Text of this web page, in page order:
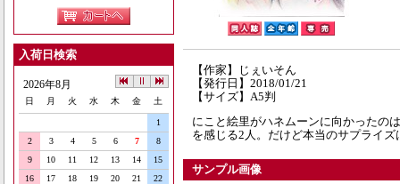
入荷日検索
2026年8月
日 月 火 水 木 金 土
1
2
3 4 5 6 7
8
9
10 11 12 13 14
15
16
17 18 19 20 21
22
【作家】じぇいそん
【発行日】2018/01/21
【サイズ】A5判
にこと絵里がハネムーンに向かったの
を感じる2人。だけど本当のサプライズ
サンプル画像